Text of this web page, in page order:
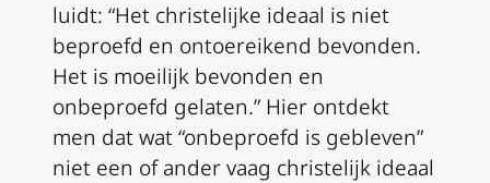
luidt: “Het christelijke ideaal is niet
beproefd en ontoereikend bevonden.
Het is moeilijk bevonden en
onbeproefd gelaten.” Hier ontdekt
men dat wat “onbeproefd is gebleven”
niet een of ander vaag christelijk ideaal